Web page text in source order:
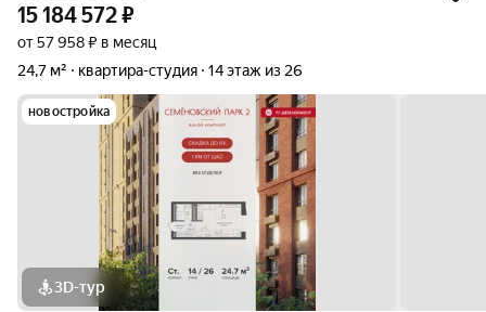
15 184 572₽
от 57 958 ₽ в месяц
24,7 м²
квартира-студия 14 этаж из 26
новостройка
3D-тур